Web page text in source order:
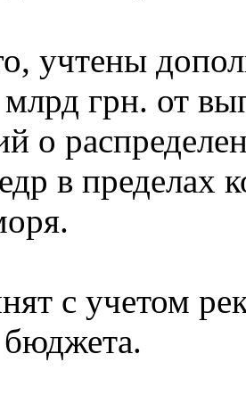
учтены
млрд грн. от
о
в пределах
с учетом